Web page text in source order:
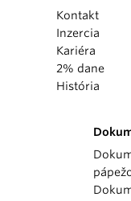
Kontakt
Inzercia
Kariéra
2% dane
História